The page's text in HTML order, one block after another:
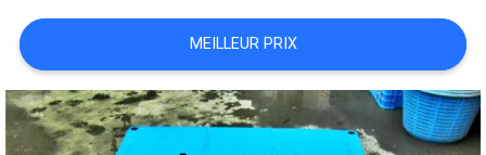
PLAN
DU
SITE
MEILLEUR PRIX